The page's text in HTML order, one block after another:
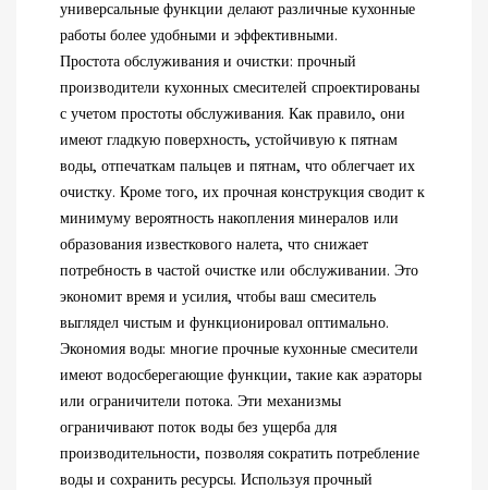
универсальные функции делают различные кухонные
работы более удобными и эффективными.
Простота обслуживания и очистки: прочный
производители кухонных смесителей спроектированы
с учетом простоты обслуживания. Как правило, они
имеют гладкую поверхность, устойчивую к пятнам
воды, отпечаткам пальцев и пятнам, что облегчает их
очистку. Кроме того, их прочная конструкция сводит к
минимуму вероятность накопления минералов или
образования известкового налета, что снижает
потребность в частой очистке или обслуживании. Это
экономит время и усилия, чтобы ваш смеситель
выглядел чистым и функционировал оптимально.
Экономия воды: многие прочные кухонные смесители
имеют водосберегающие функции, такие как аэраторы
или ограничители потока. Эти механизмы
ограничивают поток воды без ущерба для
производительности, позволяя сократить потребление
воды и сохранить ресурсы. Используя прочный